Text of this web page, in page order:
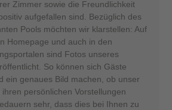
Zimmer sowie die Freundlichkeit
aufgefallen sind. Bezüglich des
Pools möchten wir klarstellen: Auf
Homepage und auch in den
sind Fotos unseres
So können sich Gäste
ein genaues Bild machen, ob unser
persönlichen Vorstellungen
sehr, dass dies bei Ihnen zu